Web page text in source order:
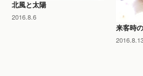
北風と太陽
2016.8.6
来客時